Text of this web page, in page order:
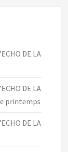
DE LA
DE LA
printemps
DE LA